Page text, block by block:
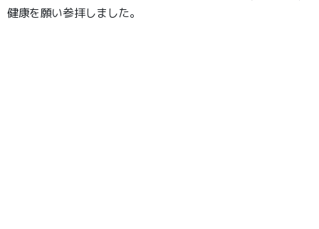
健康を願い参拝しました。